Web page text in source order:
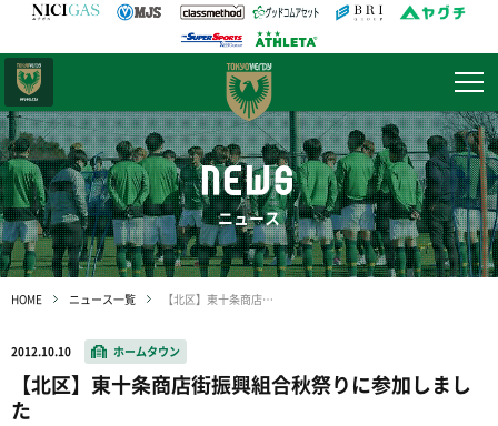
NEWS
ニュース
HOME ニュース一覧 【北区】東十条商店街振興組合秋祭りに参加しました
2012.10.10 ホームタウン
【北区】東十条商店街振興組合秋祭りに参加しまし
た